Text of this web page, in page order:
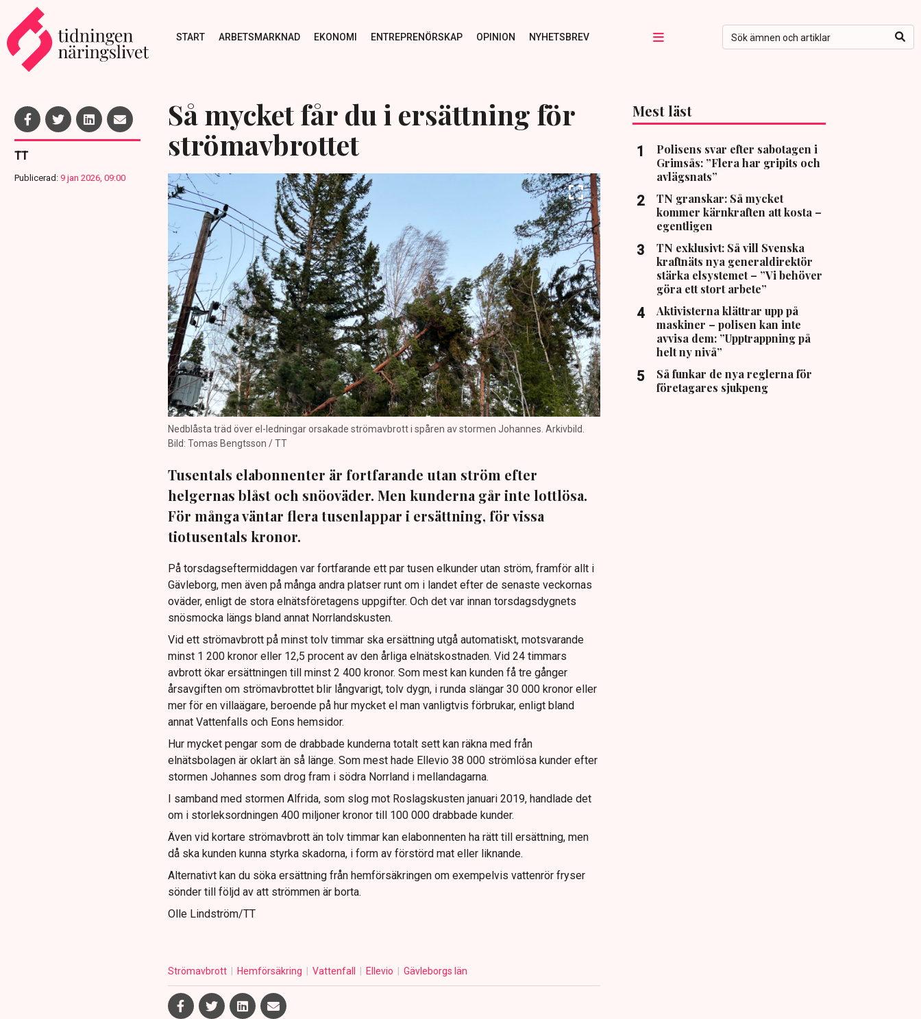
START ARBETSMARKNAD EKONOMI ENTREPRENÖRSKAP OPINION NYHETSBREV
TT
Publicerad: 9 jan 2026, 09:00
Så mycket får du i ersättning för
strömavbrottet
Nedblåsta träd över el-ledningar orsakade strömavbrott i spåren av stormen Johannes. Arkivbild.
Bild: Tomas Bengtsson / TT
Tusentals elabonnenter är fortfarande utan ström efter
helgernas blåst och snöoväder. Men kunderna går inte lottlösa.
För många väntar flera tusenlappar i ersättning, för vissa
tiotusentals kronor.
På torsdagseftermiddagen var fortfarande ett par tusen elkunder utan ström, framför allt i
Gävleborg, men även på många andra platser runt om i landet efter de senaste veckornas
oväder, enligt de stora elnätsföretagens uppgifter. Och det var innan torsdagsdygnets
snösmocka längs bland annat Norrlandskusten.
Vid ett strömavbrott på minst tolv timmar ska ersättning utgå automatiskt, motsvarande
minst 1 200 kronor eller 12,5 procent av den årliga elnätskostnaden. Vid 24 timmars
avbrott ökar ersättningen till minst 2 400 kronor. Som mest kan kunden få tre gånger
årsavgiften om strömavbrottet blir långvarigt, tolv dygn, i runda slängar 30 000 kronor eller
mer för en villaägare, beroende på hur mycket el man vanligtvis förbrukar, enligt bland
annat Vattenfalls och Eons hemsidor.
Hur mycket pengar som de drabbade kunderna totalt sett kan räkna med från
elnätsbolagen är oklart än så länge. Som mest hade Ellevio 38 000 strömlösa kunder efter
stormen Johannes som drog fram i södra Norrland i mellandagarna.
I samband med stormen Alfrida, som slog mot Roslagskusten januari 2019, handlade det
om i storleksordningen 400 miljoner kronor till 100 000 drabbade kunder.
Även vid kortare strömavbrott än tolv timmar kan elabonnenten ha rätt till ersättning, men
då ska kunden kunna styrka skadorna, i form av förstörd mat eller liknande.
Alternativt kan du söka ersättning från hemförsäkringen om exempelvis vattenrör fryser
sönder till följd av att strömmen är borta.
Olle Lindström/TT
Strömavbrott Hemförsäkring Vattenfall Ellevio Gävleborgs län
Mest läst
Polisens svar efter sabotagen i
Grimsås: ”Flera har gripits och
avlägsnats”
TN granskar: Så mycket
kommer kärnkraften att kosta –
egentligen
TN exklusivt: Så vill Svenska
kraftnäts nya generaldirektör
stärka elsystemet – ”Vi behöver
göra ett stort arbete”
Aktivisterna klättrar upp på
maskiner – polisen kan inte
avvisa dem: ”Upptrappning på
helt ny nivå”
Så funkar de nya reglerna för
företagares sjukpeng